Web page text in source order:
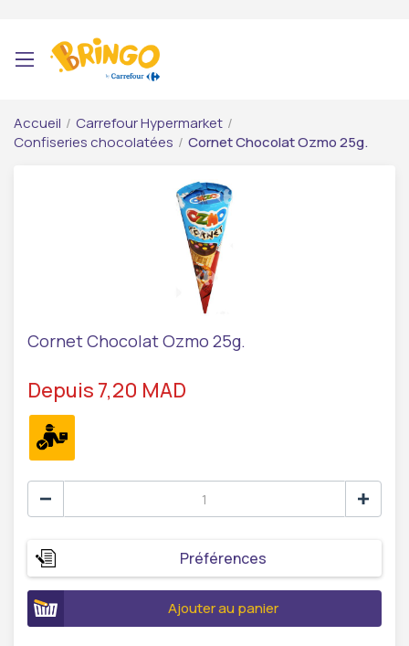
Accueil / Carrefour Hypermarket /
Confiseries chocolatées / Cornet Chocolat Ozmo 25g.
Cornet Chocolat Ozmo 25g.
Depuis 7,20 MAD
Préférences
Ajouter au panier